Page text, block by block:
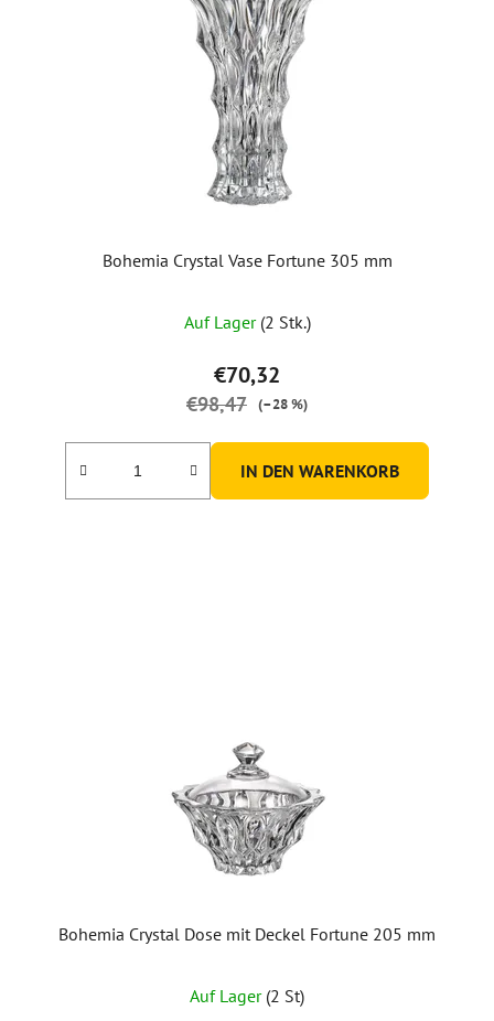
Bohemia Crystal Vase Fortune 305 mm
durchschnittliche
Produktbewertung
ist
5
Auf Lager (2 Stk.)
€70,32
€98,47 (–28 %)
IN DEN WARENKORB
Bohemia Crystal Dose mit Deckel Fortune 205 mm
Auf Lager (2 St)